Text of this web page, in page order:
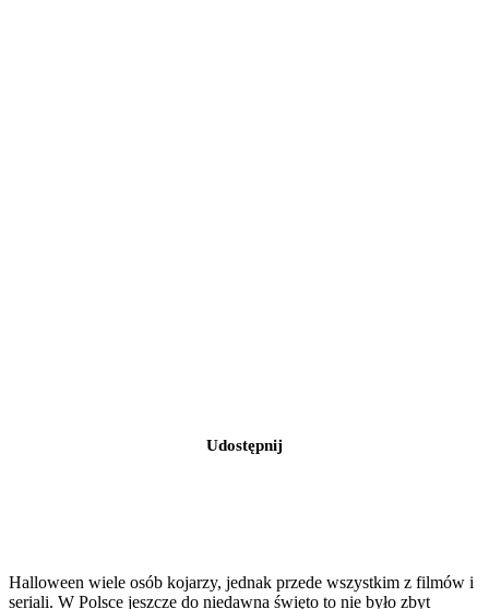
Udostępnij
Halloween wiele osób kojarzy, jednak przede wszystkim z filmów i
seriali. W Polsce jeszcze do niedawna święto to nie było zbyt